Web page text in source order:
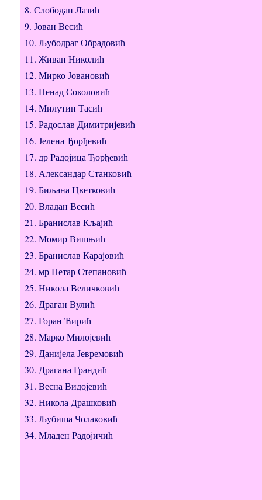
8. Слободан Лазић
9. Јован Весић
10. Љубодраг Обрадовић
11. Живан Николић
12. Мирко Јовановић
13. Ненад Соколовић
14. Милутин Тасић
15. Радослав Димитријевић
16. Јелена Ђорђевић
17. др Радојица Ђорђевић
18. Александар Станковић
19. Биљана Цветковић
20. Владан Весић
21. Бранислав Кљајић
22. Момир Вишњић
23. Бранислав Карајовић
24. мр Петар Степановић
25. Никола Величковић
26. Драган Вулић
27. Горан Ћирић
28. Марко Милојевић
29. Данијела Јевремовић
30. Драгана Грандић
31. Весна Видојевић
32. Никола Драшковић
33. Љубиша Чолаковић
34. Младен Радојичић